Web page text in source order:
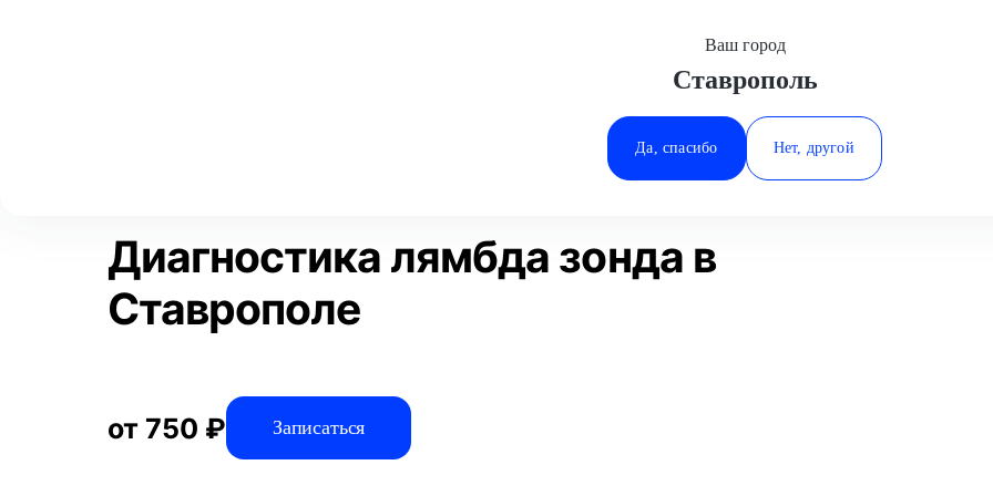
Минеральные Воды
Ростов-на-Дону
Ставрополь
Ваш город
Ставрополь
Да, спасибо Нет, другой
Диагностика лямбда зонда
Статьи
Диагностика лямбда зонда в
Ставрополе
от 750 ₽ Записаться